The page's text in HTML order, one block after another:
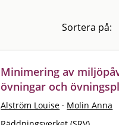
Sortera på:
Minimering av
övningar och
Alström Louise · Molin Anna